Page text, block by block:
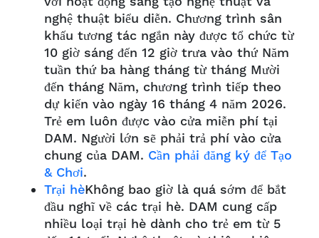
nghệ thuật biểu diễn. Chương trình sân
khấu tương tác ngắn này được tổ chức từ
10 giờ sáng đến 12 giờ trưa vào thứ Năm
tuần thứ ba hàng tháng từ tháng Mười
đến tháng Năm, chương trình tiếp theo
dự kiến vào ngày 16 tháng 4 năm 2026.
Trẻ em luôn được vào cửa miễn phí tại
DAM. Người lớn sẽ phải trả phí vào cửa
chung của DAM. Cần phải đăng ký để Tạo
& Chơi.
Trại hèKhông bao giờ là quá sớm để bắt
đầu nghĩ về các trại hè. DAM cung cấp
nhiều loại trại hè dành cho trẻ em từ 5